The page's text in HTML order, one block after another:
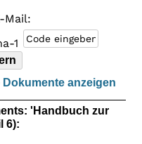
Mail:
anzeigen
'Handbuch zur
6):